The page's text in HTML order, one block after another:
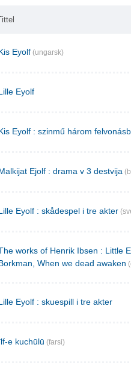
Eyolf (ungarsk)
Eyolf
Eyolf : szinmű három
Ejolf : drama v 3 destvija
Eyolf : skådespel i tre akter
works of Henrik Ibsen : Little
When we dead awaken
Eyolf : skuespill i tre akter
e kuchūlū (farsi)